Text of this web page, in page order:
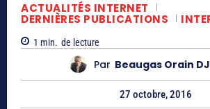
ACTUALITÉS INTERNET
DERNIÈRES PUBLICATIONS
1 min. de lecture
Par Beaugas Orain
27 octobre, 2016